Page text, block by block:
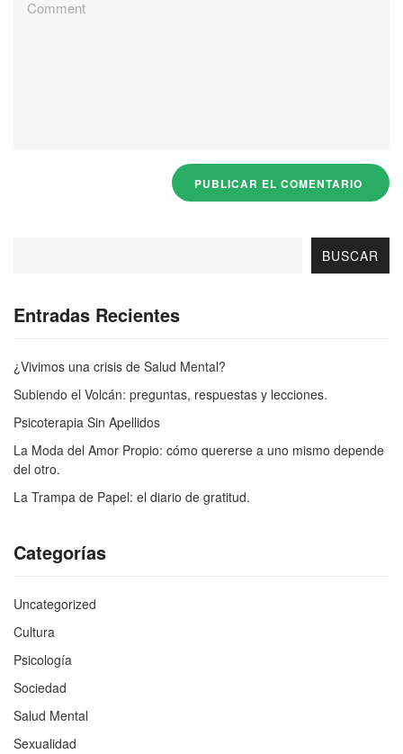
BUSCAR
Entradas Recientes
¿Vivimos una crisis de Salud Mental?
Subiendo el Volcán: preguntas, respuestas y lecciones.
Psicoterapia Sin Apellidos
La Moda del Amor Propio: cómo quererse a uno mismo depende
del otro.
La Trampa de Papel: el diario de gratitud.
Categorías
Uncategorized
Cultura
Psicología
Sociedad
Salud Mental
Sexualidad